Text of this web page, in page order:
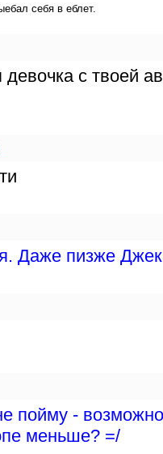
себя в еблет.
с твоей
Даже пизже
пойму -
меньше? =/